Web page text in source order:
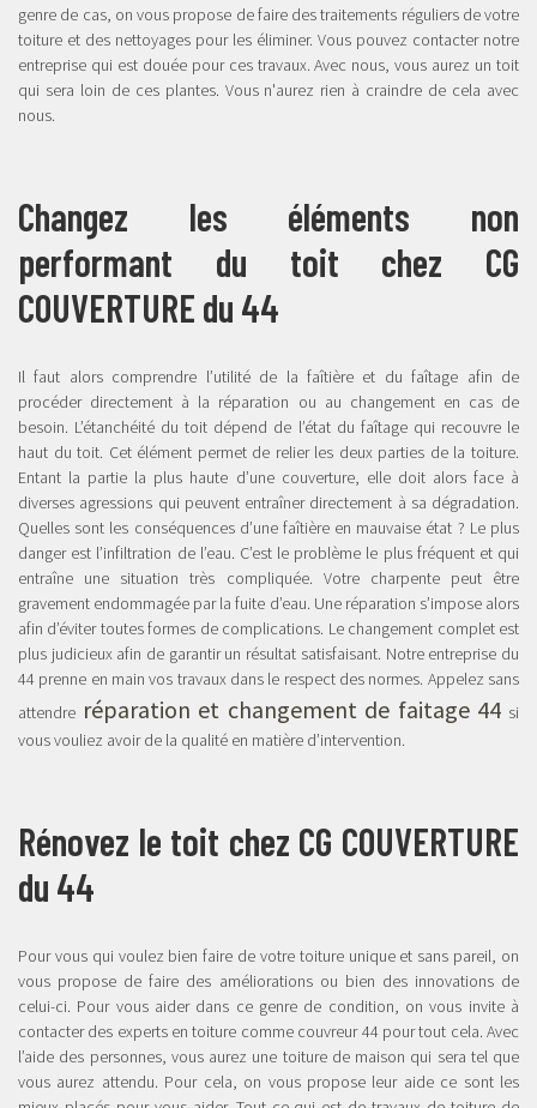
genre de cas, on vous propose de faire des traitements réguliers de votre
toiture et des nettoyages pour les éliminer. Vous pouvez contacter notre
entreprise qui est douée pour ces travaux. Avec nous, vous aurez un toit
qui sera loin de ces plantes. Vous n'aurez rien à craindre de cela avec
nous.
Changez les éléments non
performant du toit chez CG
COUVERTURE du 44
Il faut alors comprendre l’utilité de la faîtière et du faîtage afin de
procéder directement à la réparation ou au changement en cas de
besoin. L’étanchéité du toit dépend de l’état du faîtage qui recouvre le
haut du toit. Cet élément permet de relier les deux parties de la toiture.
Entant la partie la plus haute d’une couverture, elle doit alors face à
diverses agressions qui peuvent entraîner directement à sa dégradation.
Quelles sont les conséquences d’une faîtière en mauvaise état ? Le plus
danger est l’infiltration de l’eau. C’est le problème le plus fréquent et qui
entraîne une situation très compliquée. Votre charpente peut être
gravement endommagée par la fuite d’eau. Une réparation s’impose alors
afin d’éviter toutes formes de complications. Le changement complet est
plus judicieux afin de garantir un résultat satisfaisant. Notre entreprise du
44 prenne en main vos travaux dans le respect des normes. Appelez sans
attendre réparation et changement de faitage 44 si
vous vouliez avoir de la qualité en matière d’intervention.
Rénovez le toit chez CG COUVERTURE
du 44
Pour vous qui voulez bien faire de votre toiture unique et sans pareil, on
vous propose de faire des améliorations ou bien des innovations de
celui-ci. Pour vous aider dans ce genre de condition, on vous invite à
contacter des experts en toiture comme couvreur 44 pour tout cela. Avec
l’aide des personnes, vous aurez une toiture de maison qui sera tel que
vous aurez attendu. Pour cela, on vous propose leur aide ce sont les